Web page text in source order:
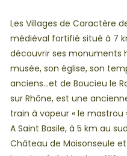
Les Villages de Caractère
médiéval fortifié situé à 7
découvrir ses monuments
musée, son église, son
anciens…et de Boucieu le
sur Rhône, est une
train à vapeur « le mastrou
A Saint Basile, à 5 km au
Château de Maisonseule